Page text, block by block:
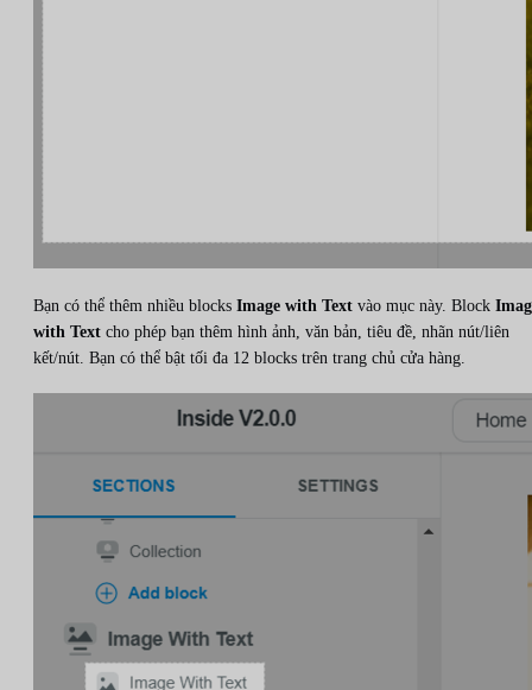
Bạn có thể thêm nhiều blocks Image with Text vào mục này. Block
with Text cho phép bạn thêm hình ảnh, văn bản, tiêu đề, nhãn nút/liên
kết/nút. Bạn có thể bật tối đa 12 blocks trên trang chủ cửa hàng.